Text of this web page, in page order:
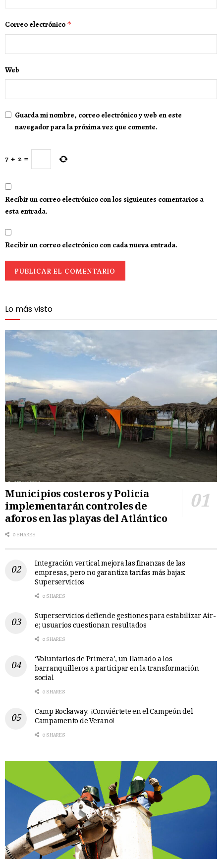
Correo electrónico *
Web
Guarda mi nombre, correo electrónico y web en este
navegador para la próxima vez que comente.
7 + 2 =
Recibir un correo electrónico con los siguientes comentarios a
esta entrada.
Recibir un correo electrónico con cada nueva entrada.
Lo más visto
Municipios costeros y Policía
implementarán controles de
aforos en las playas del Atlántico
0 SHARES
Integración vertical mejora las finanzas de las
empresas, pero no garantiza tarifas más bajas:
Superservicios
0 SHARES
Superservicios defiende gestiones para estabilizar Air-
e; usuarios cuestionan resultados
0 SHARES
‘Voluntarios de Primera’, un llamado a los
barranquilleros a participar en la transformación
social
0 SHARES
Camp Rockaway: ¡Conviértete en el Campeón del
Campamento de Verano!
0 SHARES